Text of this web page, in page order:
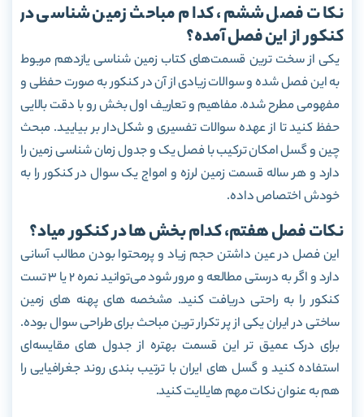
نکات فصل ششم، کدام مباحث زمین شناسی در
کنکور از این فصل آمده؟
یکی از سخت ترین قسمت‌های کتاب زمین شناسی یازدهم مربوط
به این فصل شده و سوالات زیادی از آن در کنکور به صورت حفظی و
مفهومی مطرح شده. مفاهیم و تعاریف اول بخش رو با دقت بالایی
حفظ کنید تا از عهده سوالات تفسیری و شکل‌دار بر بیایید. مبحث
چین و گسل امکان ترکیب با فصل یک و جدول زمان شناسی زمین را
دارد و هر ساله قسمت زمین لرزه و امواج یک سوال در کنکور را به
خودش اختصاص داده.
نکات فصل هفتم، کدام بخش ها در کنکور میاد؟
این فصل در عین داشتن حجم زیاد و پرمحتوا بودن مطالب آسانی
دارد و اگر به درستی مطالعه و مرور شود می‌توانید نمره 2 یا 3 تست
کنکور را به راحتی دریافت کنید. مشخصه های پهنه های زمین
ساختی در ایران یکی از پر تکرار ترین مباحث برای طراحی سوال بوده.
برای درک عمیق تر این قسمت بهتره از جدول های مقایسه‌ای
استفاده کنید و گسل های ایران با ترتیب بندی روند جغرافیایی را
هم به عنوان نکات مهم هایلایت کنید.